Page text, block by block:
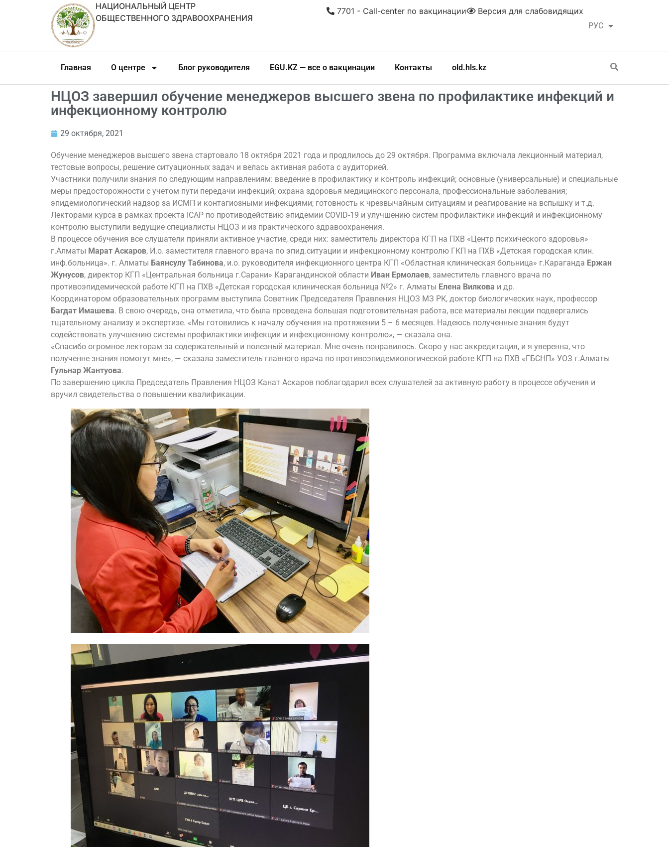
НАЦИОНАЛЬНЫЙ ЦЕНТР
ОБЩЕСТВЕННОГО ЗДРАВООХРАНЕНИЯ
РУС
ҚАЗ
Версия для слабовидящих
7701 - Call-center по вакцинации
Главная О центре Блог руководителя EGU.KZ — все о вакцинации Контакты old.hls.kz
НЦОЗ завершил обучение менеджеров высшего звена по профилактике инфекций и
инфекционному контролю
29 октября, 2021
Обучение менеджеров высшего звена стартовало 18 октября 2021 года и продлилось до 29 октября. Программа включала лекционный материал,
тестовые вопросы, решение ситуационных задач и велась активная работа с аудиторией.
Участники получили знания по следующим направлениям: введение в профилактику и контроль инфекций; основные (универсальные) и специальные
меры предосторожности с учетом пути передачи инфекций; охрана здоровья медицинского персонала, профессиональные заболевания;
эпидемиологический надзор за ИСМП и контагиозными инфекциями; готовность к чрезвычайным ситуациям и реагирование на вспышку и т.д.
Лекторами курса в рамках проекта ICAP по противодействию эпидемии COVID-19 и улучшению систем профилактики инфекций и инфекционному
контролю выступили ведущие специалисты НЦОЗ и из практического здравоохранения.
В процессе обучения все слушатели приняли активное участие, среди них: заместитель директора КГП на ПХВ «Центр психического здоровья»
г.Алматы Марат Аскаров, И.о. заместителя главного врача по эпид.ситуации и инфекционному контролю ГКП на ПХВ «Детская городская клин.
инф.больница». г. Алматы Баянсулу Табинова, и.о. руководителя инфекционного центра КГП «Областная клиническая больница» г.Караганда Ержан
Жунусов, директор КГП «Центральная больница г.Сарани» Карагандинской области Иван Ермолаев, заместитель главного врача по
противоэпидемической работе КГП на ПХВ «Детская городская клиническая больница №2» г. Алматы Елена Вилкова и др.
Координатором образовательных программ выступила Советник Председателя Правления НЦОЗ МЗ РК, доктор биологических наук, профессор
Багдат Имашева. В свою очередь, она отметила, что была проведена большая подготовительная работа, все материалы лекции подвергались
тщательному анализу и экспертизе. «Мы готовились к началу обучения на протяжении 5 – 6 месяцев. Надеюсь полученные знания будут
содействовать улучшению системы профилактики инфекции и инфекционному контролю», — сказала она.
«Спасибо огромное лекторам за содержательный и полезный материал. Мне очень понравилось. Скоро у нас аккредитация, и я уверенна, что
полученне знания помогут мне», — сказала заместитель главного врача по противоэпидемиологической работе КГП на ПХВ «ГБСНП» УОЗ г.Алматы
Гульнар Жантуова.
По завершению цикла Председатель Правления НЦОЗ Канат Аскаров поблагодарил всех слушателей за активную работу в процессе обучения и
вручил свидетельства о повышении квалификации.